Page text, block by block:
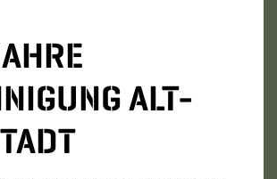
ALT-